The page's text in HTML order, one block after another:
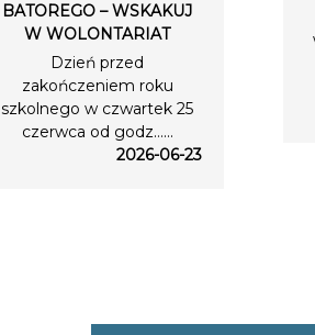
BATOREGO – WSKAKUJ
W WOLONTARIAT
Dzień przed
zakończeniem roku
szkolnego w czwartek 25
czerwca od godz…...
2026-06-23